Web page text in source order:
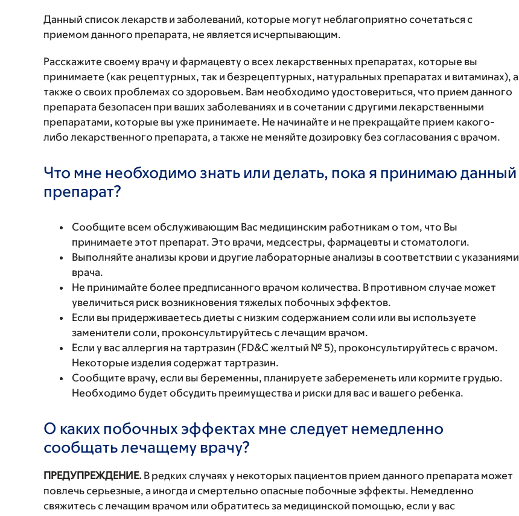
Данный список лекарств и заболеваний, которые могут неблагоприятно сочетаться с
приемом данного препарата, не является исчерпывающим.
Расскажите своему врачу и фармацевту о всех лекарственных препаратах, которые вы
принимаете (как рецептурных, так и безрецептурных, натуральных препаратах и витаминах), а
также о своих проблемах со здоровьем. Вам необходимо удостовериться, что прием данного
препарата безопасен при ваших заболеваниях и в сочетании с другими лекарственными
препаратами, которые вы уже принимаете. Не начинайте и не прекращайте прием какого-
либо лекарственного препарата, а также не меняйте дозировку без согласования с врачом.
Что мне необходимо знать или делать, пока я принимаю данный
препарат?
Сообщите всем обслуживающим Вас медицинским работникам о том, что Вы
принимаете этот препарат. Это врачи, медсестры, фармацевты и стоматологи.
Выполняйте анализы крови и другие лабораторные анализы в соответствии с указаниями
врача.
Не принимайте более предписанного врачом количества. В противном случае может
увеличиться риск возникновения тяжелых побочных эффектов.
Если вы придерживаетесь диеты с низким содержанием соли или вы используете
заменители соли, проконсультируйтесь с лечащим врачом.
Если у вас аллергия на тартразин (FD&C желтый № 5), проконсультируйтесь с врачом.
Некоторые изделия содержат тартразин.
Сообщите врачу, если вы беременны, планируете забеременеть или кормите грудью.
Необходимо будет обсудить преимущества и риски для вас и вашего ребенка.
О каких побочных эффектах мне следует немедленно
сообщать лечащему врачу?
ПРЕДУПРЕЖДЕНИЕ. В редких случаях у некоторых пациентов прием данного препарата может
повлечь серьезные, а иногда и смертельно опасные побочные эффекты. Немедленно
свяжитесь с лечащим врачом или обратитесь за медицинской помощью, если у вас